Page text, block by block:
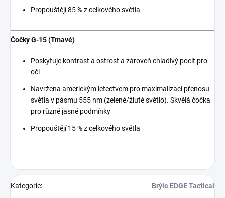
Propouštějí 85 % z celkového světla
Čočky G-15 (Tmavé)
Poskytuje kontrast a ostrost a zároveň chladivý pocit pro
oči
Navržena americkým letectvem pro maximalizaci přenosu
světla v pásmu 555 nm (zelené/žluté světlo). Skvělá čočka
pro různé jasné podmínky
Propouštějí 15 % z celkového světla
Kategorie: Brýle EDGE Tactical